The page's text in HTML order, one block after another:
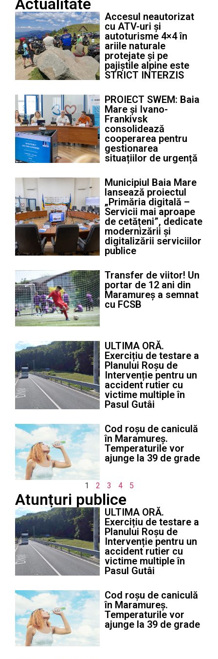
Actualitate
Accesul neautorizat
cu ATV-uri și
autoturisme 4×4 în
ariile naturale
protejate și pe
pajiștile alpine este
STRICT INTERZIS
PROIECT SWEM: Baia
Mare și Ivano-
Frankivsk
consolidează
cooperarea pentru
gestionarea
situațiilor de urgență
Municipiul Baia Mare
lansează proiectul
„Primăria digitală –
Servicii mai aproape
de cetățeni”, dedicate
modernizării și
digitalizării serviciilor
publice
Transfer de viitor! Un
portar de 12 ani din
Maramureș a semnat
cu FCSB
ULTIMA ORĂ.
Exercițiu de testare a
Planului Roșu de
Intervenție pentru un
accident rutier cu
victime multiple în
Pasul Gutâi
Cod roșu de caniculă
în Maramureș.
Temperaturile vor
ajunge la 39 de grade
1 2 3 4 5
Atunțuri publice
ULTIMA ORĂ.
Exercițiu de testare a
Planului Roșu de
Intervenție pentru un
accident rutier cu
victime multiple în
Pasul Gutâi
Cod roșu de caniculă
în Maramureș.
Temperaturile vor
ajunge la 39 de grade